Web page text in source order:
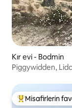
Kır evi - Bodmin
Piggywidden,
Misafirlerin
Misafirlerin